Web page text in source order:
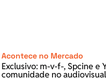
Acontece no Mercado
Exclusivo: m-v-f-, Spcine e
comunidade no audiovisual